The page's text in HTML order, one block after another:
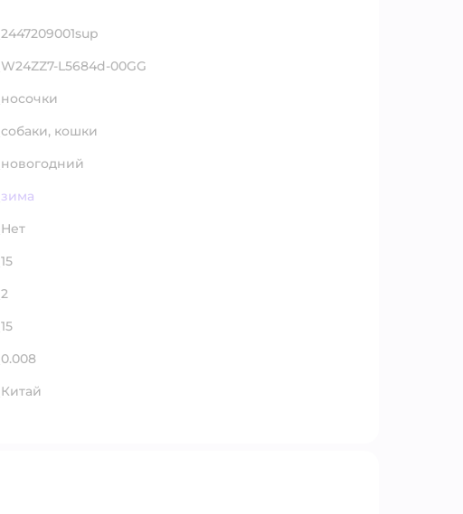
2447209001sup
W24ZZ7-L5684d-00GG
носочки
собаки, кошки
новогодний
зима
Нет
15
2
15
0.008
Китай